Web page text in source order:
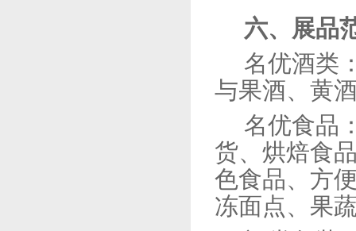
六、展品
名优酒类
与果酒、黄
名优食品
货、烘焙食
色食品、方
冻面点、果